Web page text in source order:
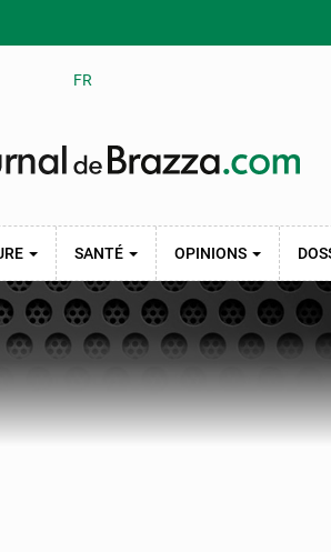
FR
SANTÉ OPINIONS